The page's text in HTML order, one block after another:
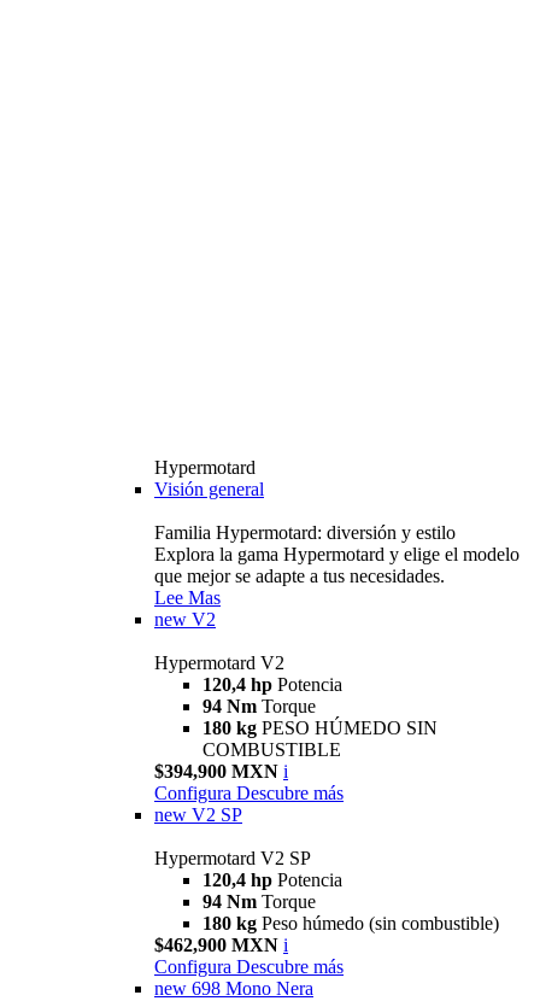
Hypermotard
Visión general
Familia Hypermotard: diversión y estilo
Explora la gama Hypermotard y elige el modelo
que mejor se adapte a tus necesidades.
Lee Mas
new V2
Hypermotard V2
120,4 hp Potencia
94 Nm Torque
180 kg PESO HÚMEDO SIN
COMBUSTIBLE
$394,900 MXN i
Configura Descubre más
new V2 SP
Hypermotard V2 SP
120,4 hp Potencia
94 Nm Torque
180 kg Peso húmedo (sin combustible)
$462,900 MXN i
Configura Descubre más
new 698 Mono Nera